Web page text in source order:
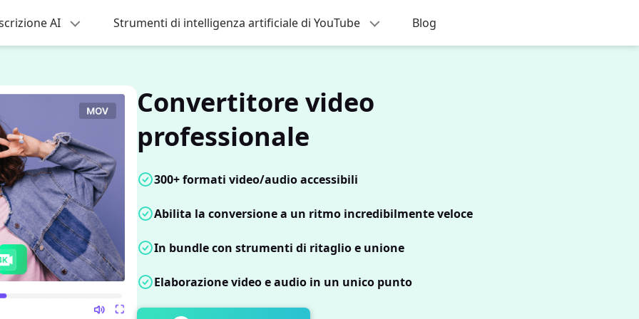
AI Strumenti di intelligenza artificiale di YouTube Blog
Convertitore video
professionale
300+ formati video/audio accessibili
Abilita la conversione a un ritmo incredibilmente veloce
In bundle con strumenti di ritaglio e unione
Elaborazione video e audio in un unico punto